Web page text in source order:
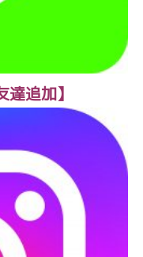
追加】